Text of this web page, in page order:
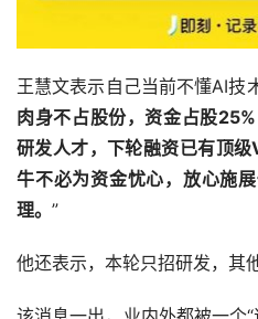
王慧文表示自己当前不懂AI技
肉身不占股份，资金占股
研发人才，下轮融资已有顶
牛不必为资金忧心，放心施
理。 ”
他还表示，本轮只招研发，其